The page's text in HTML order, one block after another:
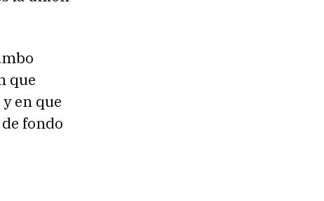
que
en que
fondo